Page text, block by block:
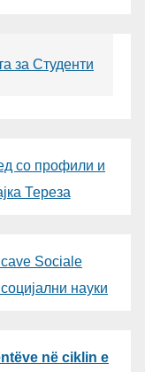
за Студенти
со профили и
Тереза
Sociale
науки
në ciklin e